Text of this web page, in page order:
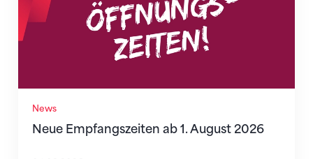
News
Neue Empfangszeiten ab 1. August 2026